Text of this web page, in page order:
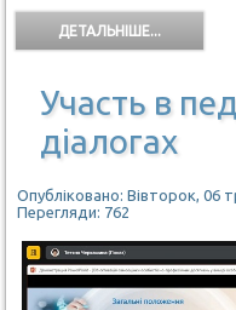
ДЕТАЛЬНІШЕ...
Участь в
діалогах
Опубліковано: Вівторок, 06
Перегляди: 762